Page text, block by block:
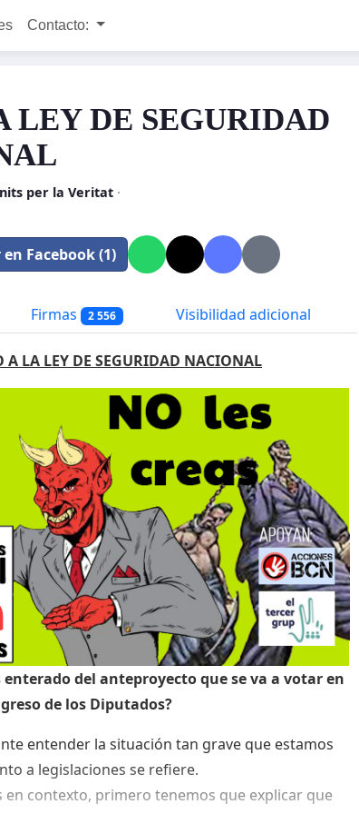
Contacto:
LEY DE SEGURIDAD
per la Veritat·
Facebook (1)
Firmas 2 556 Visibilidad adicional
A LA LEY DE SEGURIDAD NACIONAL
del anteproyecto que se va a votar en
de los Diputados?
entender la situación tan grave que estamos
a legislaciones se refiere.
en contexto, primero tenemos que explicar que